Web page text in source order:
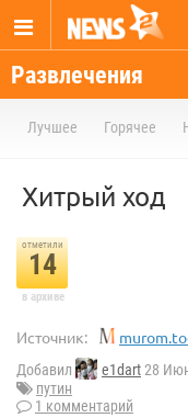
Развлечения
Лучшее Горячее
Хитрый ход
отметили
14
в архиве
Источник:
Добавил e1dart28
путин
1 комментарий